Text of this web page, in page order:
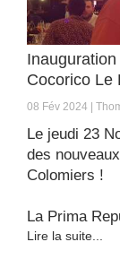
Cocorico Le
08 Fév 2024
Le jeudi 23
des
Colomiers !
La Prima
Lire la suite...